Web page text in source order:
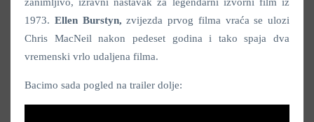
1973. Ellen Burstyn,zvijezda prvog filma vraća se ulozi
Chris MacNeil nakon pedeset godina i tako spaja dva
vremenski vrlo udaljena filma.
Bacimo sada pogled na trailer dolje: